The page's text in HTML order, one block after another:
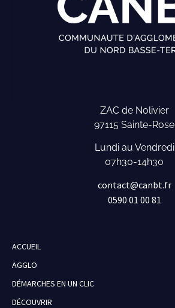
ZAC de Nolivier
97115 Sainte-Rose
Lundi au Vendredi
07h30-14h30
contact@canbt.fr
0590 01 00 81
ACCUEIL
AGGLO
DÉMARCHES EN UN CLIC
DÉCOUVRIR